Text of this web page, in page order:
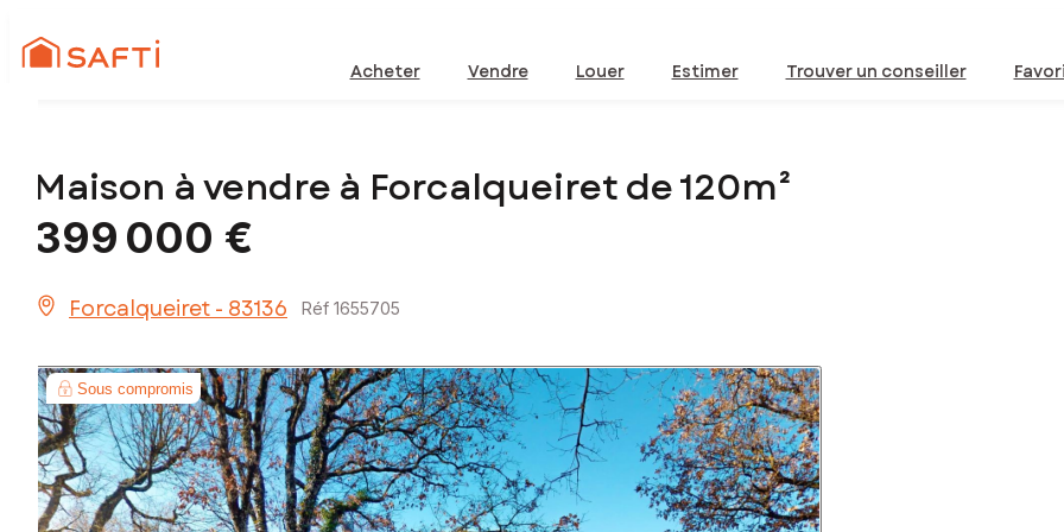
Acheter Vendre Louer Estimer Trouver un conseiller
Maison à vendre à Forcalqueiret de 120m²
399 000 €
Forcalqueiret - 83136 Réf 1655705
Sous compromis